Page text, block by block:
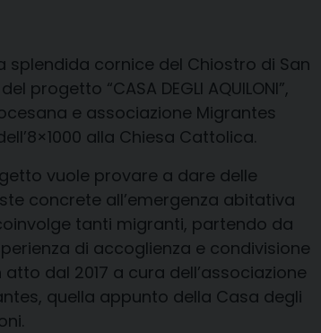
splendida cornice del Chiostro di San
progetto “CASA DEGLI AQUILONI”,
e associazione Migrantes
alla Chiesa Cattolica.
vuole provare a dare delle
concrete all’emergenza abitativa
tanti migranti, partendo da
di accoglienza e condivisione
atto dal 2017 a cura dell’associazione
quella appunto della Casa degli